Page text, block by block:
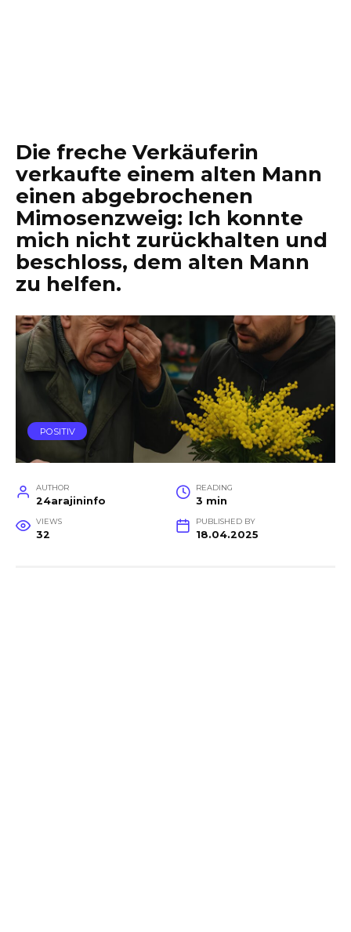
Die freche Verkäuferin
verkaufte einem alten Mann
einen abgebrochenen
Mimosenzweig: Ich konnte
mich nicht zurückhalten und
beschloss, dem alten Mann
zu helfen.
POSITIV
AUTHOR
24arajininfo
READING
3 min
VIEWS
32
PUBLISHED BY
18.04.2025